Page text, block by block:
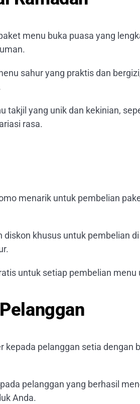
menu buka puasa yang
sahur yang praktis dan
takjil yang unik dan kekinian,
rasa.
menarik untuk pembelian
diskon khusus untuk pembelian
untuk setiap pembelian menu
kepada pelanggan setia dengan
pelanggan yang berhasil
Anda.